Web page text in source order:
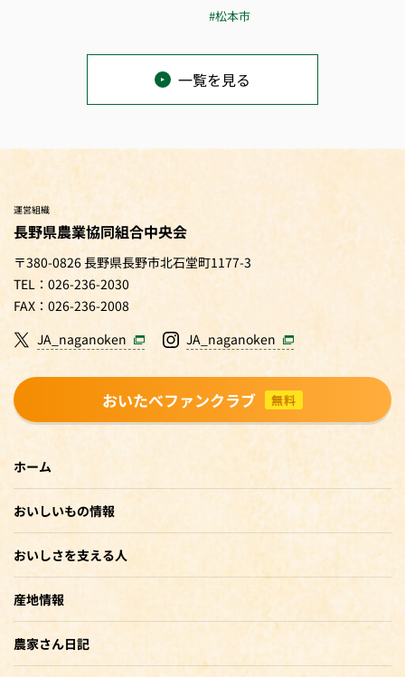
#松本市
一覧を見る
運営組織
長野県農業協同組合中央会
〒380-0826 長野県長野市北石堂町1177-3
TEL：026-236-2030
FAX：026-236-2008
JA_naganoken
JA_naganoken
おいたべファンクラブ 無料
ホーム
おいしいもの情報
おいしさを支える人
産地情報
農家さん日記